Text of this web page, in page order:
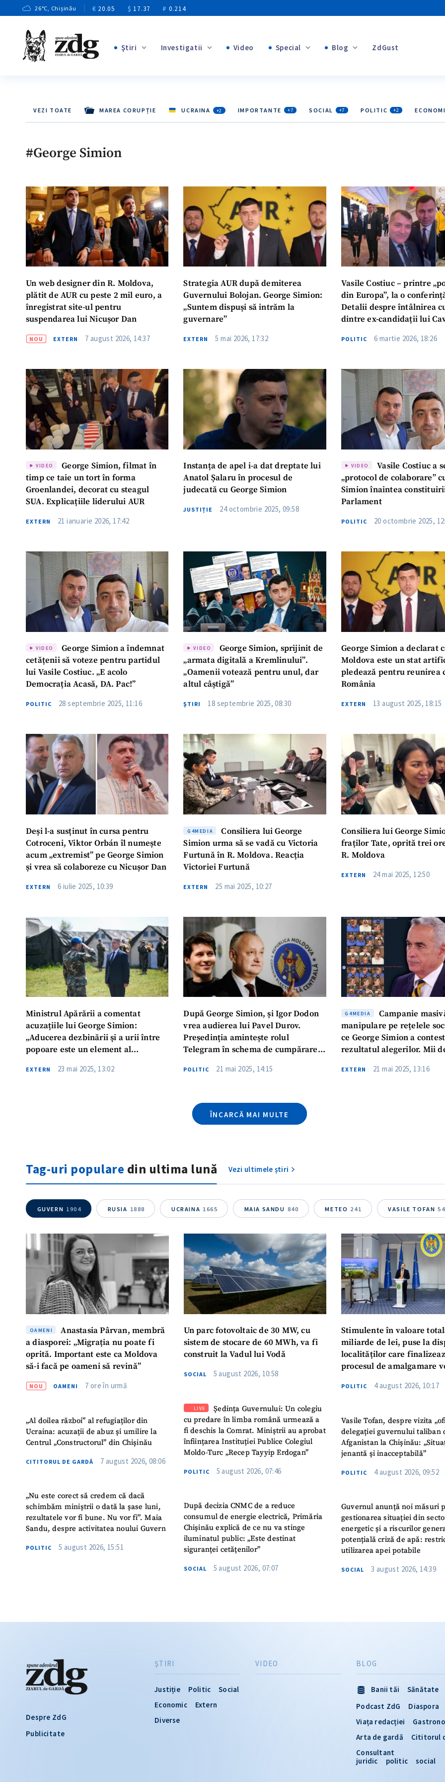
26°C, Chișinău € 20.05 $ 17.37 ₽ 0.214
Ştiri Investigatii Video Special Blog ZdGust
VEZI TOATE MAREA CORUPȚIE UCRAINA +2 IMPORTANTE +7 SOCIAL +7 POLITIC +2
#George Simion
Un web designer din R. Moldova,
plătit de AUR cu peste 2 mil euro, a
înregistrat site-ul pentru
suspendarea lui Nicușor Dan
NOU EXTERN 7 august 2026, 14:37
Strategia AUR după demiterea
Guvernului Bolojan. George Simion:
„Suntem dispuși să intrăm la
guvernare”
EXTERN 5 mai 2026, 17:32
Vasile Costiuc – printre
din Europa”, la o
Detalii despre întâlnirea
dintre ex-candidații lui
POLITIC 6 martie 2026, 18:26
VIDEO
George Simion, filmat în
timp ce taie un tort în forma
Groenlandei, decorat cu steagul
SUA. Explicațiile liderului AUR
EXTERN 21 ianuarie 2026, 17:42
Instanța de apel i-a dat dreptate lui
Anatol Șalaru în procesul de
judecată cu George Simion
JUSTIȚIE 24 octombrie 2025, 09:58
VIDEO
Vasile Costiuc a
„protocol de colaborare”
Simion înaintea
Parlament
POLITIC 20 octombrie 2025,
VIDEO
George Simion a îndemnat
cetățenii să voteze pentru partidul
lui Vasile Costiuc. „E acolo
Democrația Acasă, DA. Pac!”
POLITIC 28 septembrie 2025, 11:16
VIDEO
George Simion, sprijinit de
„armata digitală a Kremlinului”.
„Oamenii votează pentru unul, dar
altul câștigă”
ŞTIRI 18 septembrie 2025, 08:30
George Simion a declarat
Moldova este un stat
pledează pentru reunirea
România
EXTERN 13 august 2025, 18:15
Deși l-a susținut în cursa pentru
Cotroceni, Viktor Orbán îl numește
acum „extremist” pe George Simion
și vrea să colaboreze cu Nicușor Dan
EXTERN 6 iulie 2025, 10:39
G4MEDIA
Consiliera lui George
Simion urma să se vadă cu Victoria
Furtună în R. Moldova. Reacția
Victoriei Furtună
EXTERN 25 mai 2025, 10:27
Consiliera lui George
fraților Tate, oprită trei
R. Moldova
EXTERN 24 mai 2025, 12:50
Ministrul Apărării a comentat
acuzațiile lui George Simion:
„Aducerea dezbinării şi a urii între
popoare este un element al
interesul Rusiei”
EXTERN 23 mai 2025, 13:02
După George Simion, și Igor Dodon
vrea audierea lui Pavel Durov.
Președinția amintește rolul
Telegram în schema de cumpărare a
POLITIC 21 mai 2025, 14:15
G4MEDIA
Campanie
manipulare pe rețelele
ce George Simion a
rezultatul alegerilor. Mii
alegeri și îndemn la
EXTERN 21 mai 2025, 13:16
ÎNCARCĂ MAI MULTE
Tag-uri populare din ultima lună Vezi ultimele știri
GUVERN 1904 RUSIA 1888 UCRAINA 1665 MAIA SANDU 840 METEO 241 VASILE TOFAN 54
OAMENI
Anastasia Pârvan, membră
a diasporei: „Migrația nu poate fi
oprită. Important este ca Moldova
să-i facă pe oameni să revină”
NOU OAMENI 7 ore în urmă
„Al doilea război” al refugiaților din
Ucraina: acuzații de abuz și umilire la
Centrul „Constructorul” din Chișinău
CITITORUL DE GARDĂ 7 august 2026, 08:06
„Nu este corect să credem că dacă
schimbăm miniștrii o dată la șase luni,
rezultatele vor fi bune. Nu vor fi”. Maia
Sandu, despre activitatea noului Guvern
POLITIC 5 august 2026, 15:51
Un parc fotovoltaic de 30 MW, cu
sistem de stocare de 60 MWh, va fi
construit la Vadul lui Vodă
SOCIAL 5 august 2026, 10:58
LIVE
Ședința Guvernului: Un colegiu
cu predare în limba română urmează a
fi deschis la Comrat. Miniștrii au aprobat
înființarea Instituției Publice Colegiul
Moldo-Turc „Recep Tayyip Erdogan”
POLITIC 5 august 2026, 07:46
După decizia CNMC de a reduce
consumul de energie electrică, Primăria
Chișinău explică de ce nu va stinge
iluminatul public: „Este destinat
siguranței cetățenilor”
SOCIAL 5 august 2026, 07:07
Stimulente în valoare
miliarde de lei, puse la
localităților care
procesul de amalgamare
POLITIC 4 august 2026, 10:17
Vasile Tofan, despre vizita
delegației guvernului taliban
Afganistan la Chișinău:
jenantă și inacceptabilă”
POLITIC 4 august 2026, 09:52
Guvernul anunță noi măsuri
gestionarea situației din
energetic și a riscurilor
potențială criză de apă:
utilizarea apei potabile
SOCIAL 3 august 2026, 14:39
Despre ZdG
Publicitate
ŞTIRI
Justiție Politic
Social
Economic
Extern
Diverse
VIDEO BLOG
Banii tăi
Sănătate
Podcast ZdG
Diaspora
Viața redacției
Arta de gardă
Cititorul
Consultant
juridic
politic social
ȘTIREA MEA
Titlu știre + Adaugă titlu
Fotografie + Încarcă imagine
Link media + Link media
CONTACT SURSĂ
Sursă anonimă
Nume + Numele
Telefon + Telefon
Am citit și sunt de
confidențialitate